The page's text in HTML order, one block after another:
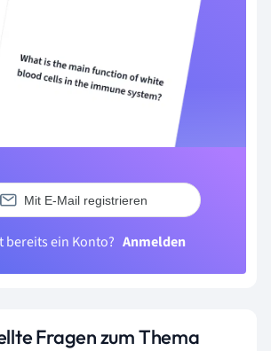
Mit E-Mail registrieren
bereits ein Konto? Anmelden
Fragen zum Thema